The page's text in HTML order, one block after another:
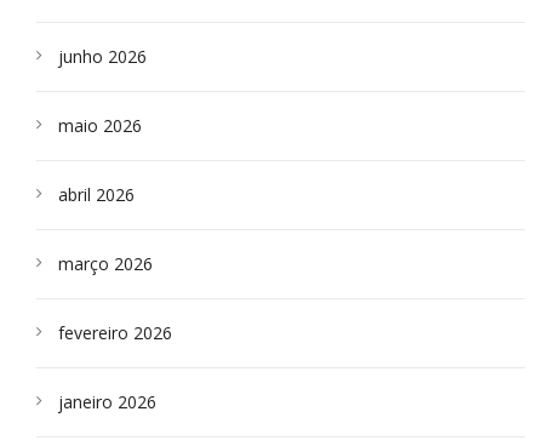
junho 2026
maio 2026
abril 2026
março 2026
fevereiro 2026
janeiro 2026